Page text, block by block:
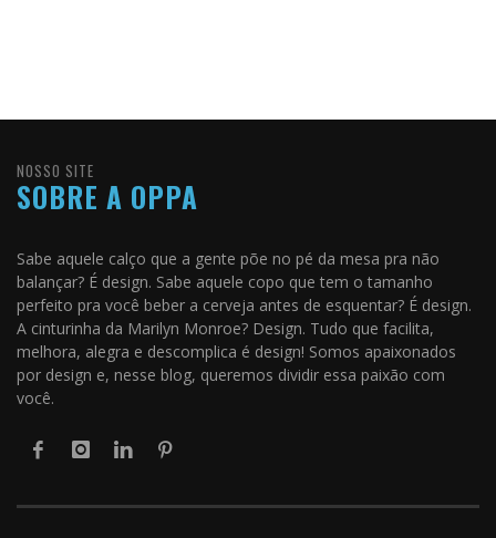
NOSSO SITE
SOBRE A OPPA
Sabe aquele calço que a gente põe no pé da mesa pra não
balançar? É design. Sabe aquele copo que tem o tamanho
perfeito pra você beber a cerveja antes de esquentar? É design.
A cinturinha da Marilyn Monroe? Design. Tudo que facilita,
melhora, alegra e descomplica é design! Somos apaixonados
por design e, nesse blog, queremos dividir essa paixão com
você.